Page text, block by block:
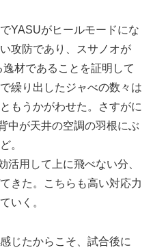
YASUがヒールモードにな
攻防であり、スサノオが
材であることを証明して
繰り出したジャべの数々は
もうかがわせた。さすがに
中が天井の空調の羽根にぶ
。
活用して上に飛べない分、
きた。こちらも高い対応力
いく。
じたからこそ、試合後に